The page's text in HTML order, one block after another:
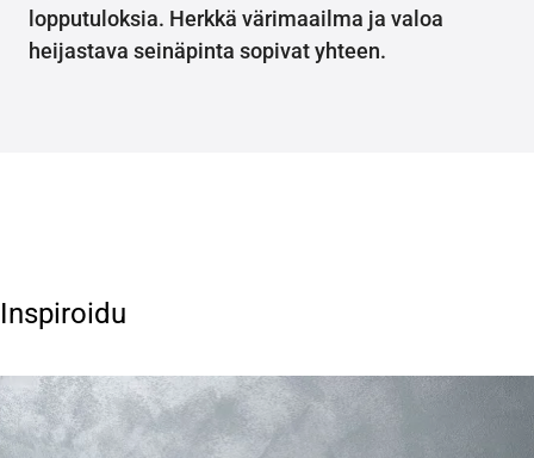
lopputuloksia. Herkkä värimaailma ja valoa
heijastava seinäpinta sopivat yhteen.
Inspiroidu